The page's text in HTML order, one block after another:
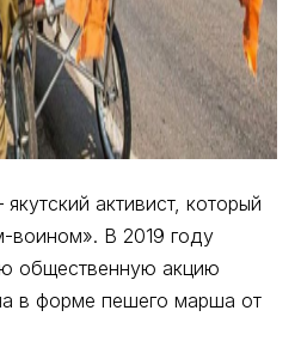
активист, который
воином». В 2019 году
общественную акцию
в форме пешего марша от